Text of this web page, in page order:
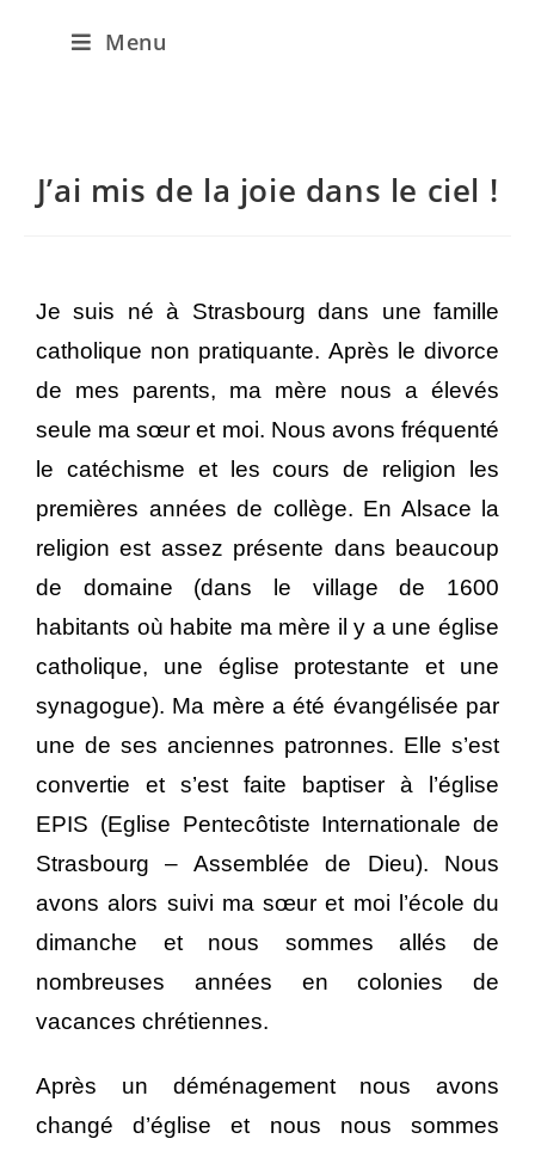
Menu
J’ai mis de la joie dans le ciel !
Je suis né à Strasbourg dans une famille
catholique non pratiquante. Après le divorce
de mes parents, ma mère nous a élevés
seule ma sœur et moi. Nous avons fréquenté
le catéchisme et les cours de religion les
premières années de collège. En Alsace la
religion est assez présente dans beaucoup
de domaine (dans le village de 1600
habitants où habite ma mère il y a une église
catholique, une église protestante et une
synagogue). Ma mère a été évangélisée par
une de ses anciennes patronnes. Elle s’est
convertie et s’est faite baptiser à l’église
EPIS (Eglise Pentecôtiste Internationale de
Strasbourg – Assemblée de Dieu). Nous
avons alors suivi ma sœur et moi l’école du
dimanche et nous sommes allés de
nombreuses années en colonies de
vacances chrétiennes.
Après un déménagement nous avons
changé d’église et nous nous sommes